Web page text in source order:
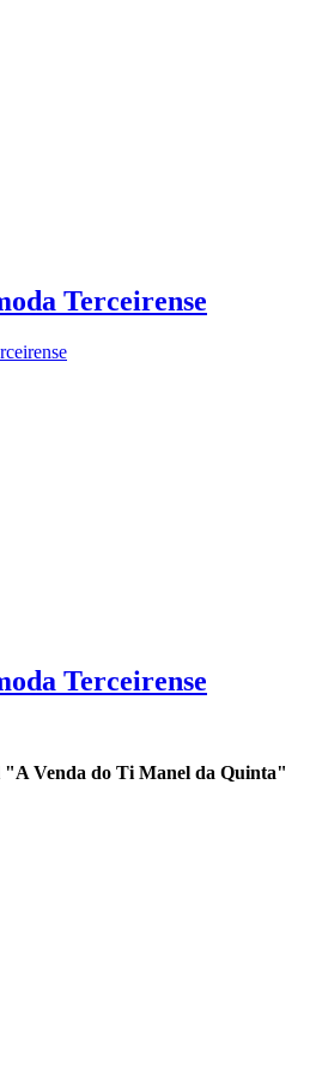
Terceirense
Terceirense
"A Venda do Ti Manel da Quinta"